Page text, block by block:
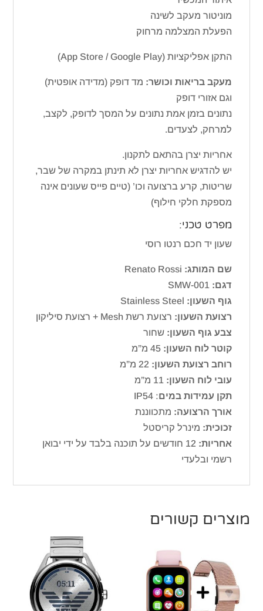
מוניטור מעקב לשינה
הפעלת המצלמה מרחוק
התקן אפליקציות (App Store / Google Play)
מעקב בריאות וכושר: מד דופק (מדידה אופטית)
וגם אזורי דופק
נתונים בזמן אמת נתונים על המסך לדופק, לקצב,
למרחק, לצעדים.
אחריות יצרן בהתאם לתקנון.
יש להדגיש אחריות יצרן לא תינתן במקרה של שבר,
שריטות, קרע ברצועה וכו’ (טיים פייס שעונים אינה
מספקת חלקי חילוף)
מפרט טכני:
שעון יד חכם רנטו רוסי
שם המותג:
דגם:
גוף השעון:
רצועת השעון: רצועת רשת Mesh + רצועת סיליקון
צבע גוף השעון: שחור
קוטר לוח השעון: 45 מ”מ
רוחב רצועת השעון:
עובי לוח השעון:
תקן עמידות במים: IP54
אורך הרצועה: מתכווננת
זכוכית: מינרל קריסטל
אחריות:
12 חודשים על תוכנה בלבד על ידי יבואן
רשמי ובלעדי
מוצרים קשורים